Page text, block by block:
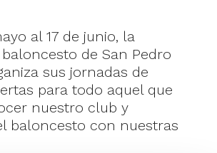
al 17 de junio, la
de San Pedro
sus jornadas de
para todo aquel que
nuestro club y
baloncesto con nuestras